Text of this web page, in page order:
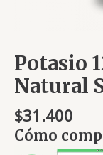
Potasio
Natural
$31.400
Cómo